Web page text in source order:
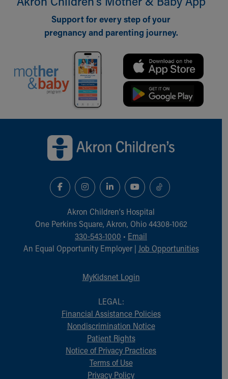
Support for every step of your
pregnancy and parenting journey.
Akron Children‘s Hospital
One Perkins Square, Akron, Ohio 44308-1062
330-543-1000 • Email
An Equal Opportunity Employer | Job Opportunities
MyKidsnet Login
LEGAL:
Financial Assistance Policies
Nondiscrimination Notice
Patient Rights
Notice of Privacy Practices
Terms of Use
Privacy Policy